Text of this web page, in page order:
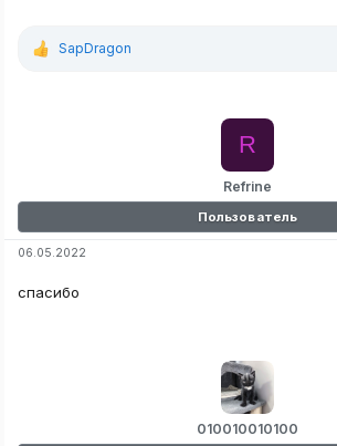
Р
SapDragon
Refrine
R
Пользователь
06.05.2022
спасибо
010010010100